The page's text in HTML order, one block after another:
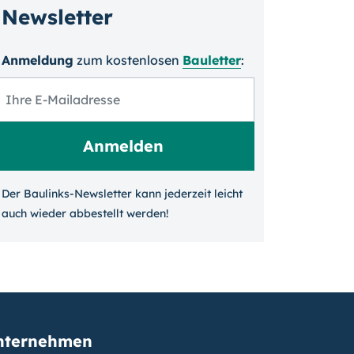
Newsletter
Anmeldung zum kosten­losen Bauletter:
Der Baulinks-Newsletter kann jeder­zeit leicht
auch wieder ab­bestellt werden!